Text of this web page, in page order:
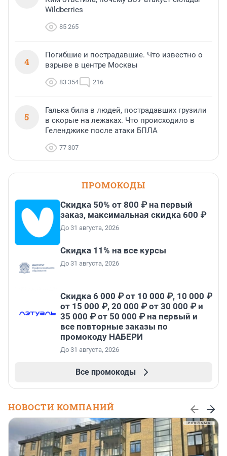
Wildberries
85 265
4
Погибшие и пострадавшие. Что известно о
взрыве в центре Москвы
83 354 216
5
Галька била в людей, пострадавших грузили
в скорые на лежаках. Что происходило в
Геленджике после атаки БПЛА
77 307
ПРОМОКОДЫ
Скидка 50% от 800 ₽ на первый
заказ, максимальная скидка 600 ₽
До 31 августа, 2026
Скидка 11% на все курсы
До 31 августа, 2026
Скидка 6 000 ₽ от 10 000 ₽, 10 000 ₽
от 15 000 ₽, 20 000 ₽ от 30 000 ₽ и
35 000 ₽ от 50 000 ₽ на первый и
все повторные заказы по
промокоду НАБЕРИ
До 31 августа, 2026
Все промокоды
НОВОСТИ КОМПАНИЙ